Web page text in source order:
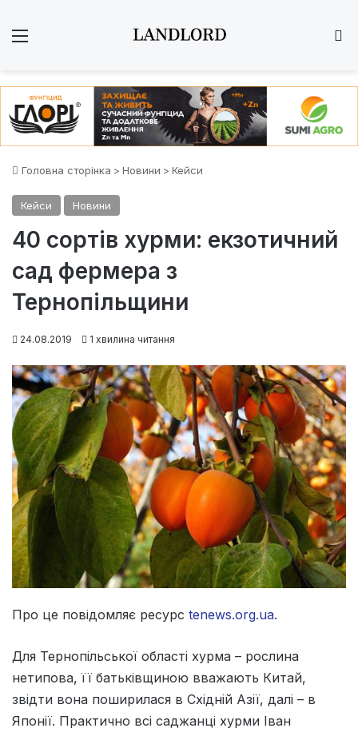
Головна сторінка > Новини > Кейси
Кейси Новини
40 сортів хурми: екзотичний
сад фермера з
Тернопільщини
24.08.2019 1 хвилина читання
Про це повідомляє ресурс tenews.org.ua.
Для Тернопільської області хурма – рослина
нетипова, її батьківщиною вважають Китай,
звідти вона поширилася в Східній Азії, далі – в
Японії. Практично всі саджанці хурми Іван